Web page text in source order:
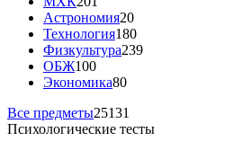
Астрономия20
Технология180
Физкультура239
ОБЖ100
Экономика80
Все предметы25131
Психологические тесты